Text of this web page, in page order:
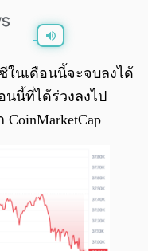
0:00
ในเดือนนี้จะจบลงได้
นนี้ที่ได้ร่วงลงไป